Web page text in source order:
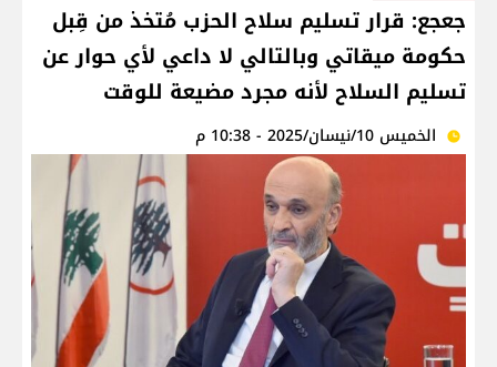
جعجع: قرار تسليم سلاح الحزب مُتخذ من قِبل
حكومة ميقاتي وبالتالي لا داعي لأي حوار عن
تسليم السلاح لأنه مجرد مضيعة للوقت
الخميس 10/نيسان/2025 - 10:38 م